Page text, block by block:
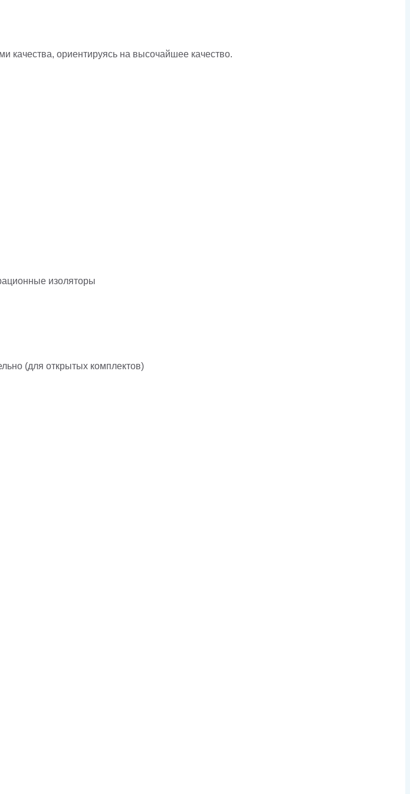
качества, ориентируясь на высочайшее качество.
изоляторы
(для открытых комплектов)